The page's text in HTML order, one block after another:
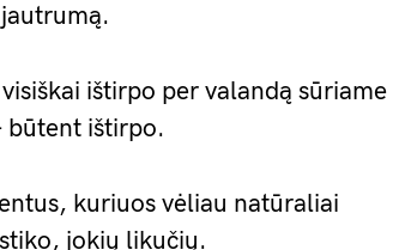
ištirpo per valandą sūriame
būtent ištirpo.
kuriuos vėliau natūraliai
jokių likučių.